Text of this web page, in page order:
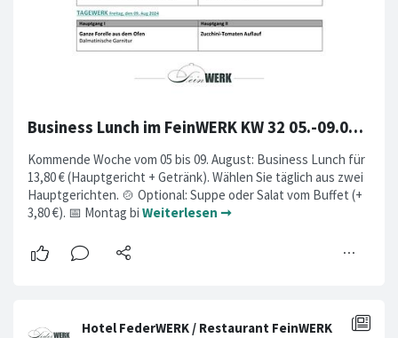
Business Lunch im FeinWERK KW 32 05.-09.08.2024
Kommende Woche vom 05 bis 09. August: Business Lunch für
13,80 € (Hauptgericht + Getränk). Wählen Sie täglich aus zwei
Hauptgerichten. 🍲 Optional: Suppe oder Salat vom Buffet (+
3,80 €). 📅 Montag bi Weiterlesen ➞